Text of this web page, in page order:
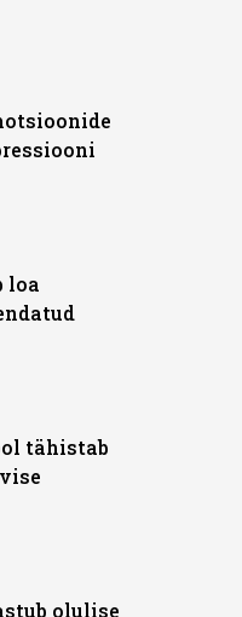
loa
tähistab
olulise